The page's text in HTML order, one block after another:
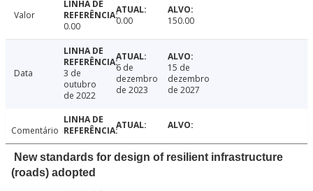
Valor
0.00
0.00 150.00
Data
3 de
outubro
de 2022
6 de
dezembro
de 2023
15 de
dezembro
de 2027
Comentário
New standards for design of resilient infrastructure
(roads) adopted